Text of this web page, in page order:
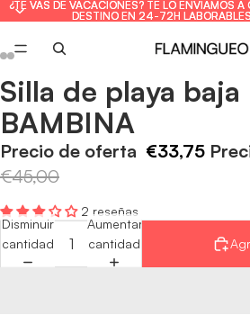
¿TE VAS DE VACACIONES? TE LO ENVIAMOS A
DESTINO EN 24-72H LABORABLES
¿TE VAS DE VACACIONES? TE LO ENVIAMOS A
DESTINO EN 24-72H LABORABLES
Abrir
imagen
a
pantalla
Abrir
imagen
a
pantalla
Abrir
imagen
a
pantalla
Abrir
imagen
a
pantalla
Abrir
imagen
a
pantalla
Abrir
imagen
a
pantalla
Silla de playa
BAMBINA
Precio de oferta €33,75
€45,00
2 reseñas
Disminuir
cantidad
Aumentar
cantidad